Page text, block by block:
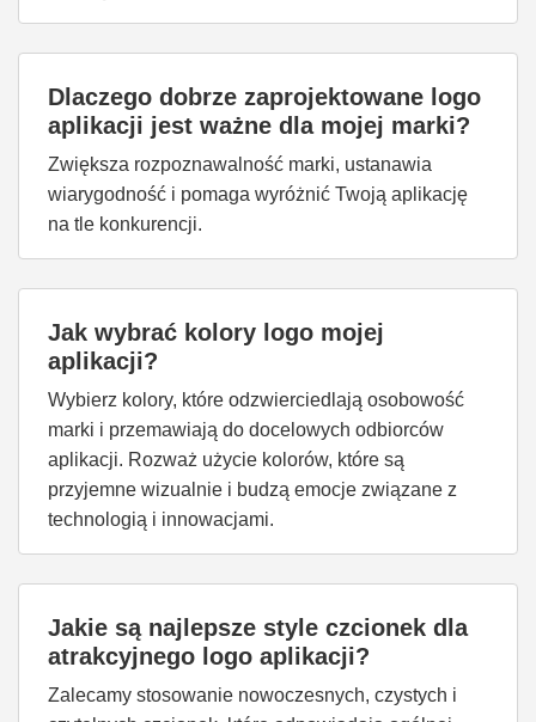
Dlaczego dobrze zaprojektowane logo
aplikacji jest ważne dla mojej marki?
Zwiększa rozpoznawalność marki, ustanawia
wiarygodność i pomaga wyróżnić Twoją aplikację
na tle konkurencji.
Jak wybrać kolory logo mojej
aplikacji?
Wybierz kolory, które odzwierciedlają osobowość
marki i przemawiają do docelowych odbiorców
aplikacji. Rozważ użycie kolorów, które są
przyjemne wizualnie i budzą emocje związane z
technologią i innowacjami.
Jakie są najlepsze style czcionek dla
atrakcyjnego logo aplikacji?
Zalecamy stosowanie nowoczesnych, czystych i